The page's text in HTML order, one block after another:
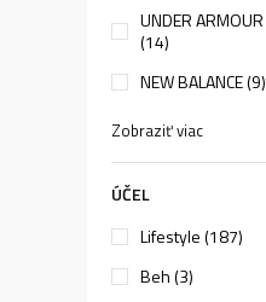
UNDER ARMOUR
(14)
NEW BALANCE (9)
Zobraziť viac
ÚČEL
Lifestyle (187)
Beh (3)